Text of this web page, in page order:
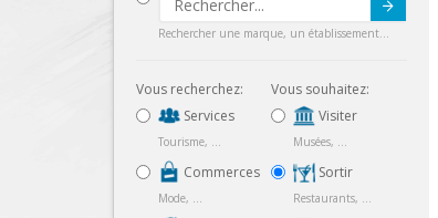
Rechercher une marque, un établissement...
Vous recherchez:
Services
Tourisme, ...
Commerces
Mode, ...
Vous souhaitez:
Visiter
Musées, ...
Sortir
Restaurants, ...